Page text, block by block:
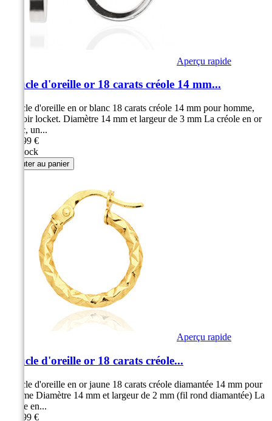
Aperçu rapide
Boucle d'oreille or 18 carats créole 14 mm...
Boucle d'oreille en or blanc 18 carats créole 14 mm pour homme,
fermoir locket. Diamètre 14 mm et largeur de 3 mm La créole en or
blanc, un...
149,99 €
En stock
Ajouter au panier
Aperçu rapide
Boucle d'oreille or 18 carats créole...
Boucle d'oreille en or jaune 18 carats créole diamantée 14 mm pour
homme Diamètre 14 mm et largeur de 2 mm (fil rond diamantée) La
créole en...
149,99 €